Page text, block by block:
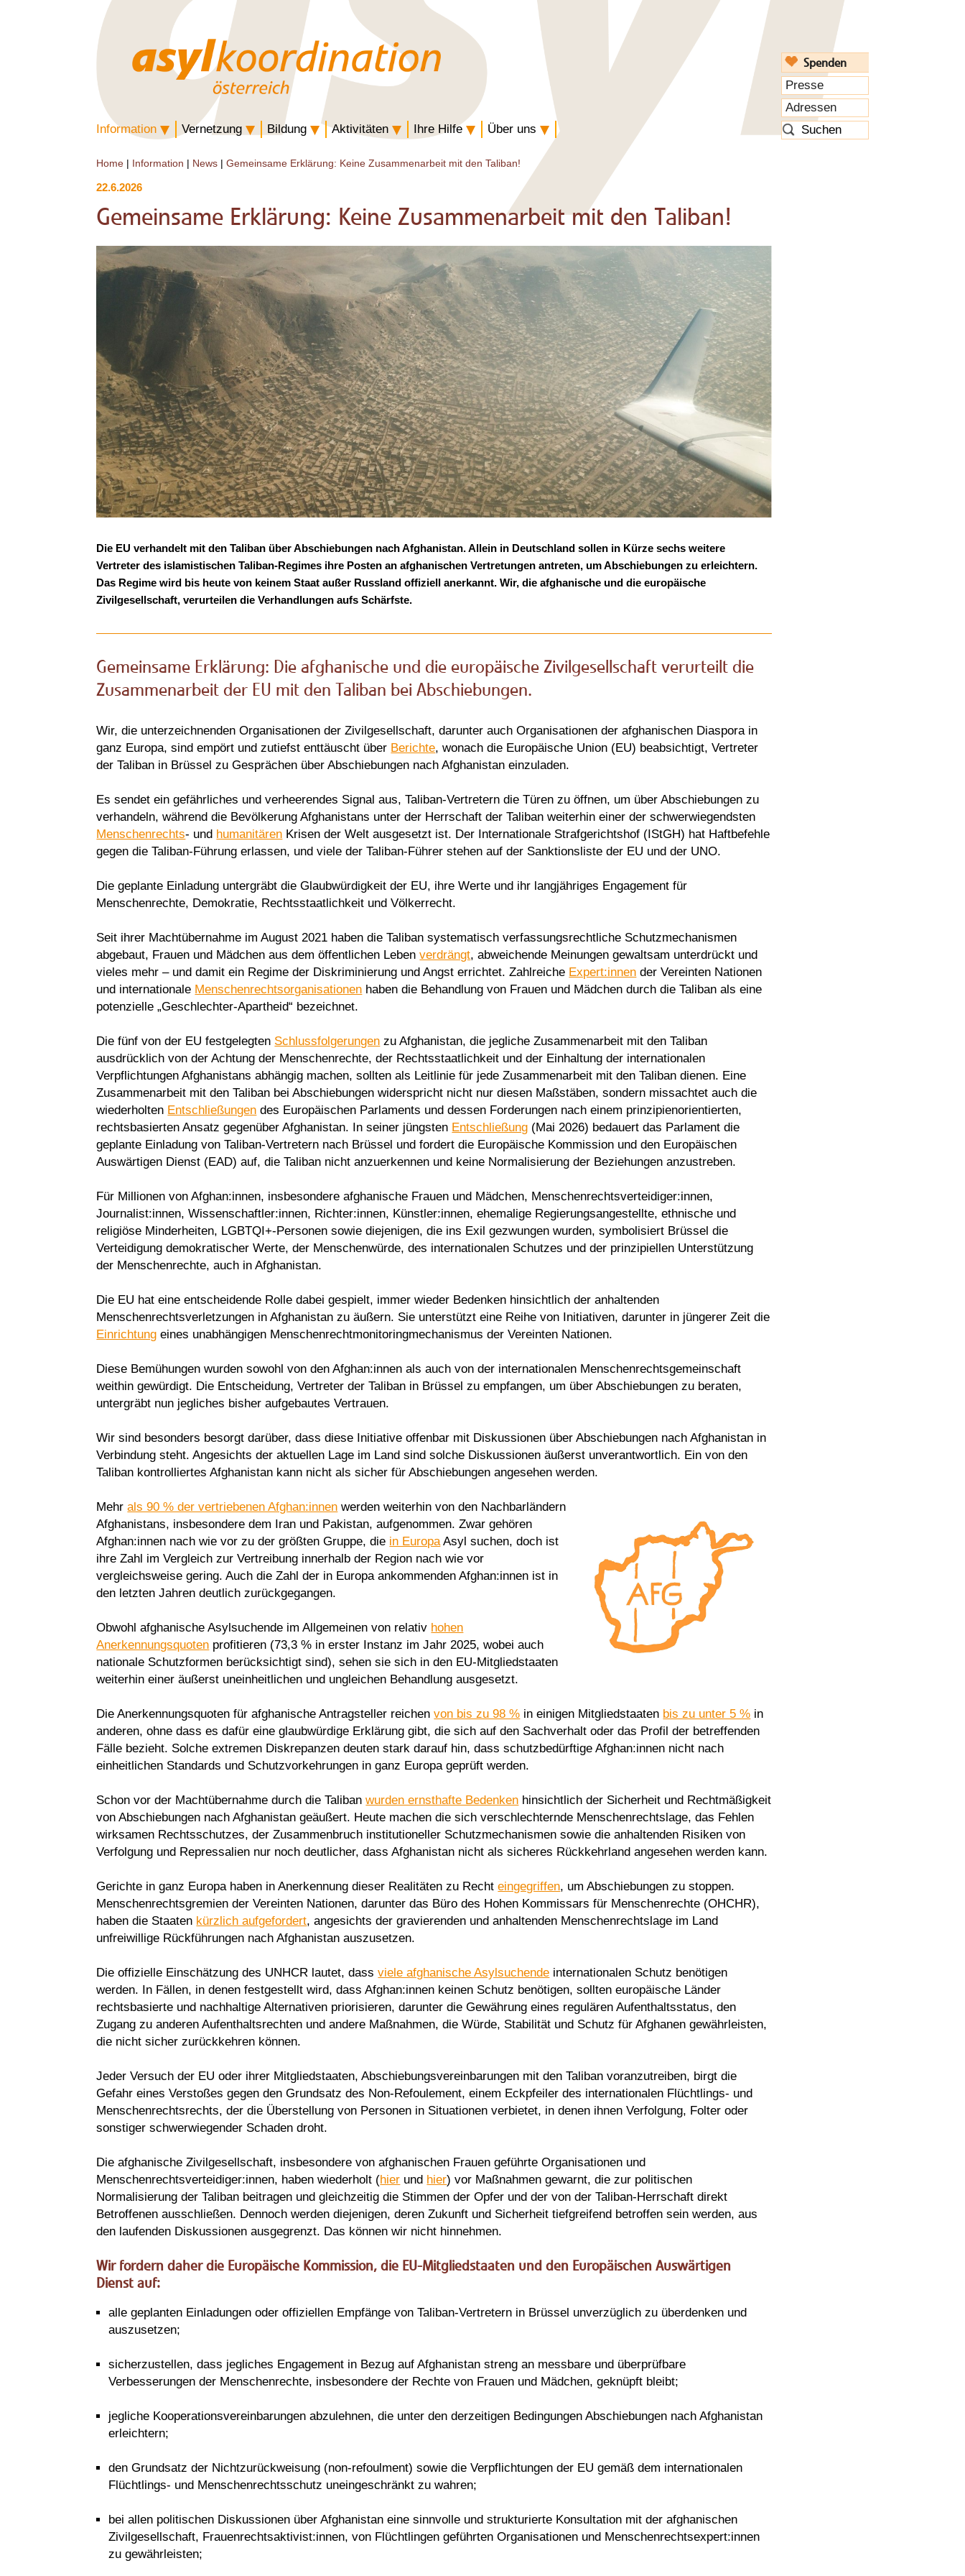
Spenden
Presse
Adressen
Information
Vernetzung Bildung Aktivitäten Ihre Hilfe Über uns
Home | Information | News |Gemeinsame Erklärung: Keine Zusammenarbeit mit den Taliban!
22.6.2026
Gemeinsame Erklärung: Keine Zusammenarbeit mit den Taliban!
Die EU verhandelt mit den Taliban über Abschiebungen nach Afghanistan. Allein in Deutschland sollen in Kürze sechs weitere
Vertreter des islamistischen Taliban-Regimes ihre Posten an afghanischen Vertretungen antreten, um Abschiebungen zu erleichtern.
Das Regime wird bis heute von keinem Staat außer Russland offiziell anerkannt. Wir, die afghanische und die europäische
Zivilgesellschaft, verurteilen die Verhandlungen aufs Schärfste.
Gemeinsame Erklärung: Die afghanische und die europäische Zivilgesellschaft verurteilt die
Zusammenarbeit der EU mit den Taliban bei Abschiebungen.
Wir, die unterzeichnenden Organisationen der Zivilgesellschaft, darunter auch Organisationen der afghanischen Diaspora in
ganz Europa, sind empört und zutiefst enttäuscht über Berichte, wonach die Europäische Union (EU) beabsichtigt, Vertreter
der Taliban in Brüssel zu Gesprächen über Abschiebungen nach Afghanistan einzuladen.
Es sendet ein gefährliches und verheerendes Signal aus, Taliban-Vertretern die Türen zu öffnen, um über Abschiebungen zu
verhandeln, während die Bevölkerung Afghanistans unter der Herrschaft der Taliban weiterhin einer der schwerwiegendsten
Menschenrechts- und humanitären Krisen der Welt ausgesetzt ist. Der Internationale Strafgerichtshof (IStGH) hat Haftbefehle
gegen die Taliban-Führung erlassen, und viele der Taliban-Führer stehen auf der Sanktionsliste der EU und der UNO.
Die geplante Einladung untergräbt die Glaubwürdigkeit der EU, ihre Werte und ihr langjähriges Engagement für
Menschenrechte, Demokratie, Rechtsstaatlichkeit und Völkerrecht.
Seit ihrer Machtübernahme im August 2021 haben die Taliban systematisch verfassungsrechtliche Schutzmechanismen
abgebaut, Frauen und Mädchen aus dem öffentlichen Lebenverdrängt, abweichende Meinungen gewaltsam unterdrückt und
vieles mehr – und damit ein Regime der Diskriminierung und Angst errichtet. Zahlreiche Expert:innen der Vereinten Nationen
und internationale Menschenrechtsorganisationen haben die Behandlung von Frauen und Mädchen durch die Taliban als eine
potenzielle „Geschlechter-Apartheid“ bezeichnet.
Die fünf von der EU festgelegten Schlussfolgerungen zu Afghanistan, die jegliche Zusammenarbeit mit den Taliban
ausdrücklich von der Achtung der Menschenrechte, der Rechtsstaatlichkeit und der Einhaltung der internationalen
Verpflichtungen Afghanistans abhängig machen, sollten als Leitlinie für jede Zusammenarbeit mit den Taliban dienen. Eine
Zusammenarbeit mit den Taliban bei Abschiebungen widerspricht nicht nur diesen Maßstäben, sondern missachtet auch die
wiederholten Entschließungen des Europäischen Parlaments und dessen Forderungen nach einem prinzipienorientierten,
rechtsbasierten Ansatz gegenüber Afghanistan. In seiner jüngsten Entschließung (Mai 2026) bedauert das Parlament die
geplante Einladung von Taliban-Vertretern nach Brüssel und fordert die Europäische Kommission und den Europäischen
Auswärtigen Dienst (EAD) auf, die Taliban nicht anzuerkennen und keine Normalisierung der Beziehungen anzustreben.
Für Millionen von Afghan:innen, insbesondere afghanische Frauen und Mädchen, Menschenrechtsverteidiger:innen,
Journalist:innen, Wissenschaftler:innen, Richter:innen, Künstler:innen, ehemalige Regierungsangestellte, ethnische und
religiöse Minderheiten, LGBTQI+-Personen sowie diejenigen, die ins Exil gezwungen wurden, symbolisiert Brüssel die
Verteidigung demokratischer Werte, der Menschenwürde, des internationalen Schutzes und der prinzipiellen Unterstützung
der Menschenrechte, auch in Afghanistan.
Die EU hat eine entscheidende Rolle dabei gespielt, immer wieder Bedenken hinsichtlich der anhaltenden
Menschenrechtsverletzungen in Afghanistan zu äußern. Sie unterstützt eine Reihe von Initiativen, darunter in jüngerer Zeit die
Einrichtung eines unabhängigen Menschenrechtmonitoringmechanismus der Vereinten Nationen.
Diese Bemühungen wurden sowohl von den Afghan:innen als auch von der internationalen Menschenrechtsgemeinschaft
weithin gewürdigt. Die Entscheidung, Vertreter der Taliban in Brüssel zu empfangen, um über Abschiebungen zu beraten,
untergräbt nun jegliches bisher aufgebautes Vertrauen.
Wir sind besonders besorgt darüber, dass diese Initiative offenbar mit Diskussionen über Abschiebungen nach Afghanistan in
Verbindung steht. Angesichts der aktuellen Lage im Land sind solche Diskussionen äußerst unverantwortlich. Ein von den
Taliban kontrolliertes Afghanistan kann nicht als sicher für Abschiebungen angesehen werden.
Mehrals 90 % der vertriebenen Afghan:innen werden weiterhin von den Nachbarländern
Afghanistans, insbesondere dem Iran und Pakistan, aufgenommen. Zwar gehören
Afghan:innen nach wie vor zu der größten Gruppe, die in EuropaAsyl suchen, doch ist
ihre Zahl im Vergleich zur Vertreibung innerhalb der Region nach wie vor
vergleichsweise gering. Auch die Zahl der in Europa ankommenden Afghan:innen ist in
den letzten Jahren deutlich zurückgegangen.
Obwohl afghanische Asylsuchende im Allgemeinen von relativ hohen
Anerkennungsquoten profitieren (73,3 % in erster Instanz im Jahr 2025, wobei auch
nationale Schutzformen berücksichtigt sind), sehen sie sich in den EU-Mitgliedstaaten
weiterhin einer äußerst uneinheitlichen und ungleichen Behandlung ausgesetzt.
Die Anerkennungsquoten für afghanische Antragsteller reichenvon bis zu 98 % in einigen Mitgliedstaaten bis zu unter 5 % in
anderen, ohne dass es dafür eine glaubwürdige Erklärung gibt, die sich auf den Sachverhalt oder das Profil der betreffenden
Fälle bezieht. Solche extremen Diskrepanzen deuten stark darauf hin, dass schutzbedürftige Afghan:innen nicht nach
einheitlichen Standards und Schutzvorkehrungen in ganz Europa geprüft werden.
Schon vor der Machtübernahme durch die Talibanwurden ernsthafte Bedenken hinsichtlich der Sicherheit und Rechtmäßigkeit
von Abschiebungen nach Afghanistan geäußert. Heute machen die sich verschlechternde Menschenrechtslage, das Fehlen
wirksamen Rechtsschutzes, der Zusammenbruch institutioneller Schutzmechanismen sowie die anhaltenden Risiken von
Verfolgung und Repressalien nur noch deutlicher, dass Afghanistan nicht als sicheres Rückkehrland angesehen werden kann.
Gerichte in ganz Europa haben in Anerkennung dieser Realitäten zu Rechteingegriffen, um Abschiebungen zu stoppen.
Menschenrechtsgremien der Vereinten Nationen, darunter das Büro des Hohen Kommissars für Menschenrechte (OHCHR),
haben die Staaten kürzlich aufgefordert, angesichts der gravierenden und anhaltenden Menschenrechtslage im Land
unfreiwillige Rückführungen nach Afghanistan auszusetzen.
Die offizielle Einschätzung des UNHCR lautet, dassviele afghanische Asylsuchende internationalen Schutz benötigen
werden. In Fällen, in denen festgestellt wird, dass Afghan:innen keinen Schutz benötigen, sollten europäische Länder
rechtsbasierte und nachhaltige Alternativen priorisieren, darunter die Gewährung eines regulären Aufenthaltsstatus, den
Zugang zu anderen Aufenthaltsrechten und andere Maßnahmen, die Würde, Stabilität und Schutz für Afghanen gewährleisten,
die nicht sicher zurückkehren können.
Jeder Versuch der EU oder ihrer Mitgliedstaaten, Abschiebungsvereinbarungen mit den Taliban voranzutreiben, birgt die
Gefahr eines Verstoßes gegen den Grundsatz des Non-Refoulement, einem Eckpfeiler des internationalen Flüchtlings- und
Menschenrechtsrechts, der die Überstellung von Personen in Situationen verbietet, in denen ihnen Verfolgung, Folter oder
sonstiger schwerwiegender Schaden droht.
Die afghanische Zivilgesellschaft, insbesondere von afghanischen Frauen geführte Organisationen und
Menschenrechtsverteidiger:innen, haben wiederholt (hier und hier) vor Maßnahmen gewarnt, die zur politischen
Normalisierung der Taliban beitragen und gleichzeitig die Stimmen der Opfer und der von der Taliban-Herrschaft direkt
Betroffenen ausschließen. Dennoch werden diejenigen, deren Zukunft und Sicherheit tiefgreifend betroffen sein werden, aus
den laufenden Diskussionen ausgegrenzt. Das können wir nicht hinnehmen.
Wir fordern daher die Europäische Kommission, die EU-Mitgliedstaaten und den Europäischen Auswärtigen
Dienst auf:
alle geplanten Einladungen oder offiziellen Empfänge von Taliban-Vertretern in Brüssel unverzüglich zu überdenken und
auszusetzen;
sicherzustellen, dass jegliches Engagement in Bezug auf Afghanistan streng an messbare und überprüfbare
Verbesserungen der Menschenrechte, insbesondere der Rechte von Frauen und Mädchen, geknüpft bleibt;
jegliche Kooperationsvereinbarungen abzulehnen, die unter den derzeitigen Bedingungen Abschiebungen nach Afghanistan
erleichtern;
den Grundsatz der Nichtzurückweisung (non-refoulment) sowie die Verpflichtungen der EU gemäß dem internationalen
Flüchtlings- und Menschenrechtsschutz uneingeschränkt zu wahren;
bei allen politischen Diskussionen über Afghanistan eine sinnvolle und strukturierte Konsultation mit der afghanischen
Zivilgesellschaft, Frauenrechtsaktivist:innen, von Flüchtlingen geführten Organisationen und Menschenrechtsexpert:innen
zu gewährleisten;